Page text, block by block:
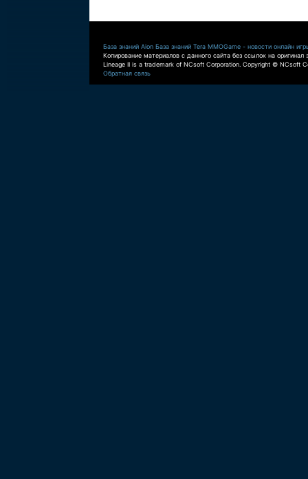
База знаний Aion База знаний Tera MMOGame - новости онлайн
Копирование материалов с данного сайта без ссылок на оригинал
Lineage II is a trademark of NCsoft Corporation. Copyright © NCsoft
Обратная связь